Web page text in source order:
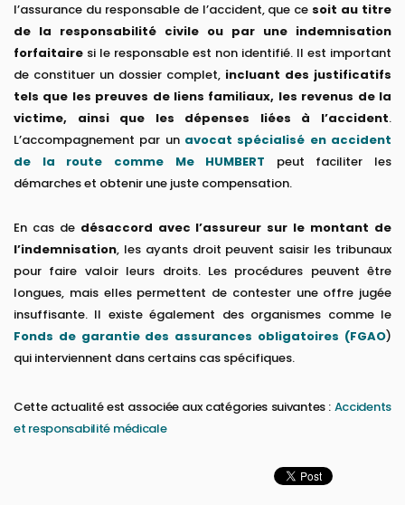
l’assurance du responsable de l’accident, que ce soit au titre
de la responsabilité civile ou par une indemnisation
forfaitaire si le responsable est non identifié. Il est important
de constituer un dossier complet, incluant des justificatifs
tels que les preuves de liens familiaux, les revenus de la
victime, ainsi que les dépenses liées à l’accident.
L’accompagnement par un avocat spécialisé en accident
de la route comme Me HUMBERT peut faciliter les
démarches et obtenir une juste compensation.
En cas de désaccord avec l’assureur sur le montant de
l’indemnisation, les ayants droit peuvent saisir les tribunaux
pour faire valoir leurs droits. Les procédures peuvent être
longues, mais elles permettent de contester une offre jugée
insuffisante. Il existe également des organismes comme le
Fonds de garantie des assurances obligatoires (FGAO)
qui interviennent dans certains cas spécifiques.
Cette actualité est associée aux catégories suivantes : Accidents
et responsabilité médicale